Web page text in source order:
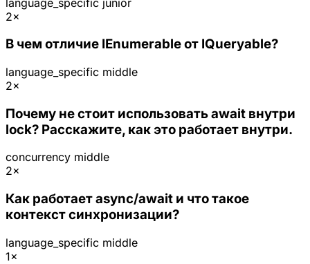
2×
В чем отличие IEnumerable от IQueryable?
language_specific middle
2×
Почему не стоит использовать await внутри
lock? Расскажите, как это работает внутри.
concurrency middle
2×
Как работает async/await и что такое
контекст синхронизации?
language_specific middle
1×